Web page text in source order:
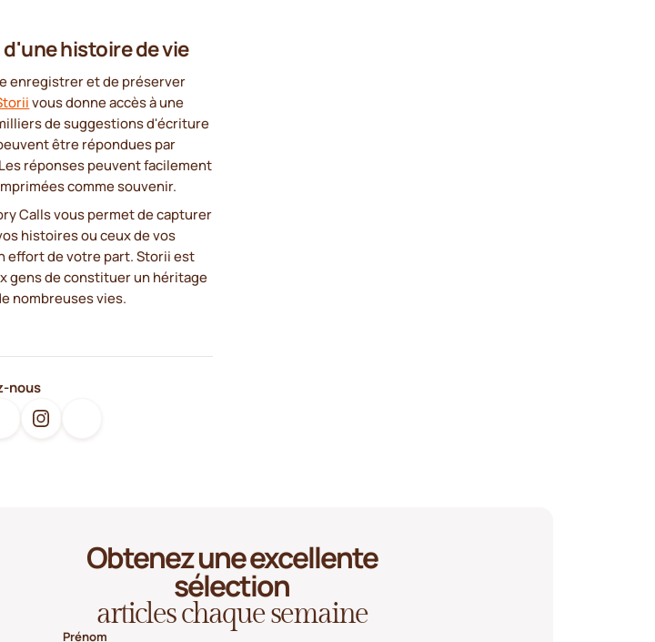
histoire de vie
enregistrer et de préserver
vous donne accès à une
de suggestions d'écriture
être répondues par
réponses peuvent facilement
comme souvenir.
Calls vous permet de capturer
histoires ou ceux de vos
effort de votre part. Storii est
gens de constituer un héritage
nombreuses vies.
nous
Obtenez une excellente
sélection
articles chaque semaine
Prénom